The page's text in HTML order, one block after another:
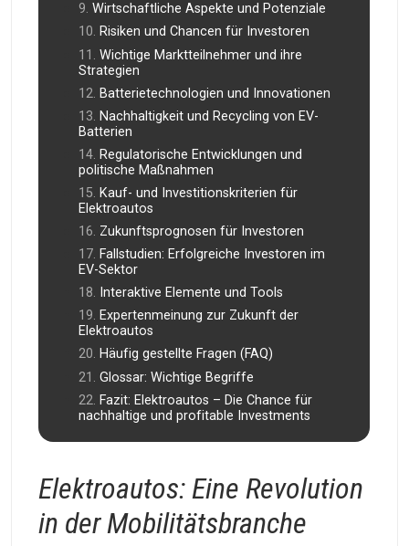
Wirtschaftliche Aspekte und Potenziale
Risiken und Chancen für Investoren
Wichtige Marktteilnehmer und ihre
Strategien
Batterietechnologien und Innovationen
Nachhaltigkeit und Recycling von EV-
Batterien
Regulatorische Entwicklungen und
politische Maßnahmen
Kauf- und Investitionskriterien für
Elektroautos
Zukunftsprognosen für Investoren
Fallstudien: Erfolgreiche Investoren im
EV-Sektor
Interaktive Elemente und Tools
Expertenmeinung zur Zukunft der
Elektroautos
Häufig gestellte Fragen (FAQ)
Glossar: Wichtige Begriffe
Fazit: Elektroautos – Die Chance für
nachhaltige und profitable Investments
Elektroautos: Eine Revolution
in der Mobilitätsbranche